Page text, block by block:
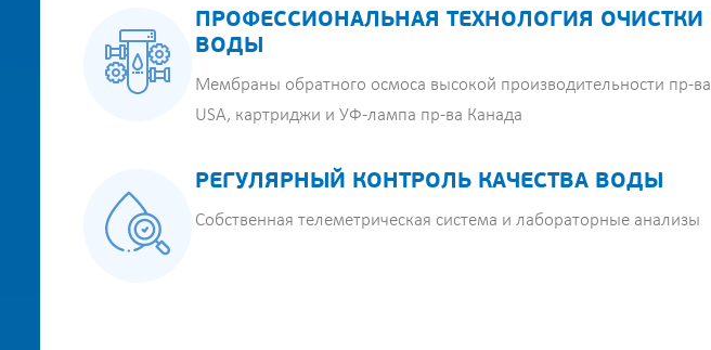
ПРОФЕССИОНАЛЬНАЯ ТЕХНОЛОГИЯ ОЧИСТКИ
ВОДЫ
Мембраны обратного осмоса высокой производительности пр-ва
USA, картриджи и УФ-лампа пр-ва Канада
РЕГУЛЯРНЫЙ КОНТРОЛЬ КАЧЕСТВА ВОДЫ
Собственная телеметрическая система и лабораторные анализы